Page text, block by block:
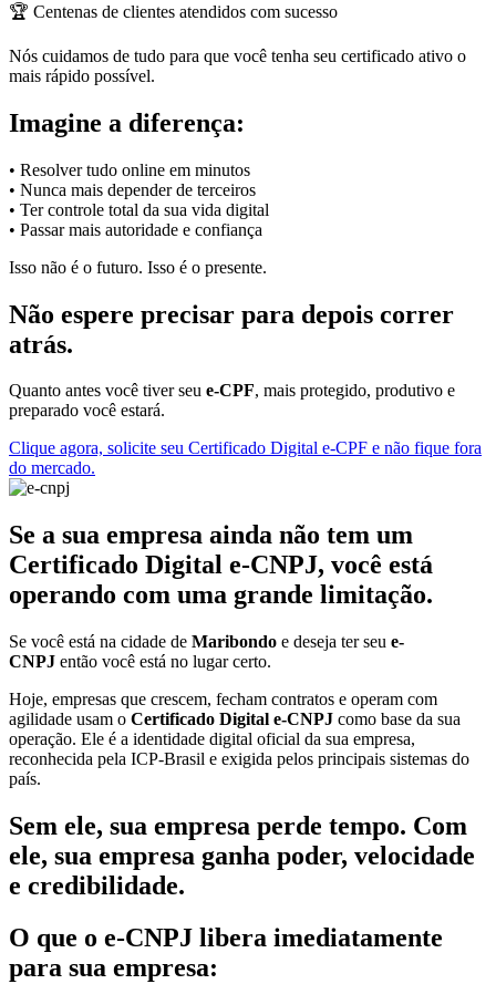
🏆 Centenas de clientes atendidos com sucesso
Nós cuidamos de tudo para que você tenha seu certificado ativo o
mais rápido possível.
Imagine a diferença:
• Resolver tudo online em minutos
• Nunca mais depender de terceiros
• Ter controle total da sua vida digital
• Passar mais autoridade e confiança
Isso não é o futuro. Isso é o presente.
Não espere precisar para depois correr
atrás.
Quanto antes você tiver seu e-CPF, mais protegido, produtivo e
preparado você estará.
Clique agora, solicite seu Certificado Digital e-CPF e não fique fora
do mercado.
Se a sua empresa ainda não tem um
Certificado Digital e-CNPJ, você está
operando com uma grande limitação.
Se você está na cidade de Maribondo e deseja ter seu e-
CNPJ então você está no lugar certo.
Hoje, empresas que crescem, fecham contratos e operam com
agilidade usam o Certificado Digital e-CNPJ como base da sua
operação. Ele é a identidade digital oficial da sua empresa,
reconhecida pela ICP-Brasil e exigida pelos principais sistemas do
país.
Sem ele, sua empresa perde tempo. Com
ele, sua empresa ganha poder, velocidade
e credibilidade.
O que o e-CNPJ libera imediatamente
para sua empresa: